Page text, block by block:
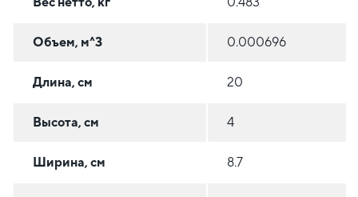
Объем, м^3 0.000696
Длина, см 20
Высота, см 4
Ширина, см 8.7